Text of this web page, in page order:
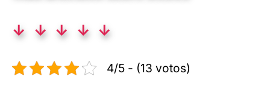
↓ ↓ ↓ ↓ ↓
4/5 - (13 votos)